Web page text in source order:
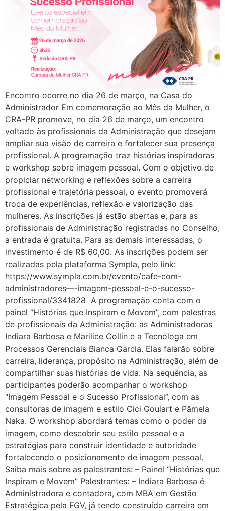
Encontro ocorre no dia 26 de março, na Casa do
Administrador Em comemoração ao Mês da Mulher, o
CRA-PR promove, no dia 26 de março, um encontro
voltado às profissionais da Administração que desejam
ampliar sua visão de carreira e fortalecer sua presença
profissional. A programação traz histórias inspiradoras
e workshop sobre imagem pessoal. Com o objetivo de
propiciar networking e reflexões sobre a carreira
profissional e trajetória pessoal, o evento promoverá
troca de experiências, reflexão e valorização das
mulheres. As inscrições já estão abertas e, para as
profissionais de Administração registradas no Conselho,
a entrada é gratuita. Para as demais interessadas, o
investimento é de R$ 60,00. As inscrições podem ser
realizadas pela plataforma Sympla, pelo link:
https://www.sympla.com.br/evento/cafe-com-
administradores—-imagem-pessoal-e-o-sucesso-
profissional/3341828 A programação conta com o
painel “Histórias que Inspiram e Movem”, com palestras
de profissionais da Administração: as Administradoras
Indiara Barbosa e Marilice Collin e a Tecnóloga em
Processos Gerenciais Bianca Garcia. Elas falarão sobre
carreira, liderança, propósito na Administração, além de
compartilhar suas histórias de vida. Na sequência, as
participantes poderão acompanhar o workshop
“Imagem Pessoal e o Sucesso Profissional”, com as
consultoras de imagem e estilo Cici Goulart e Pâmela
Naka. O workshop abordará temas como o poder da
imagem, como descobrir seu estilo pessoal e a
estratégias para construir identidade e autoridade
fortalecendo o posicionamento de imagem pessoal.
Saiba mais sobre as palestrantes: – Painel “Histórias que
Inspiram e Movem” Palestrantes: – Indiara Barbosa é
Administradora e contadora, com MBA em Gestão
Estratégica pela FGV, já tendo construído carreira em